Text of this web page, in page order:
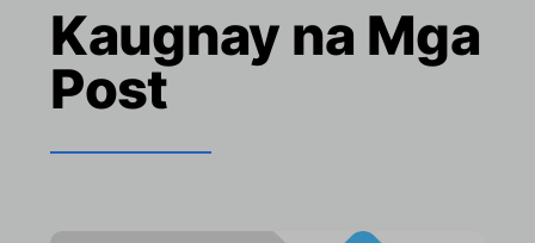
Kaugnay na Mga
Post